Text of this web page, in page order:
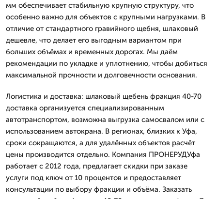
мм обеспечивает стабильную крупную структуру, что
особенно важно для объектов с крупными нагрузками. В
отличие от стандартного гравийного щебня, шлаковый
дешевле, что делает его выгодным вариантом при
больших объёмах и временных дорогах. Мы даём
рекомендации по укладке и уплотнению, чтобы добиться
максимальной прочности и долговечности основания.
Логистика и доставка: шлаковый щебень фракция 40-70
доставка организуется специализированным
автотранспортом, возможна выгрузка самосвалом или с
использованием автокрана. В регионах, близких к Уфа,
сроки сокращаются, а для удалённых объектов расчёт
цены производится отдельно. Компания ПРОНЕРУДУфа
работает с 2012 года, предлагает скидки при заказе
услуги под ключ от 10 процентов и предоставляет
консультации по выбору фракции и объёма. Заказать